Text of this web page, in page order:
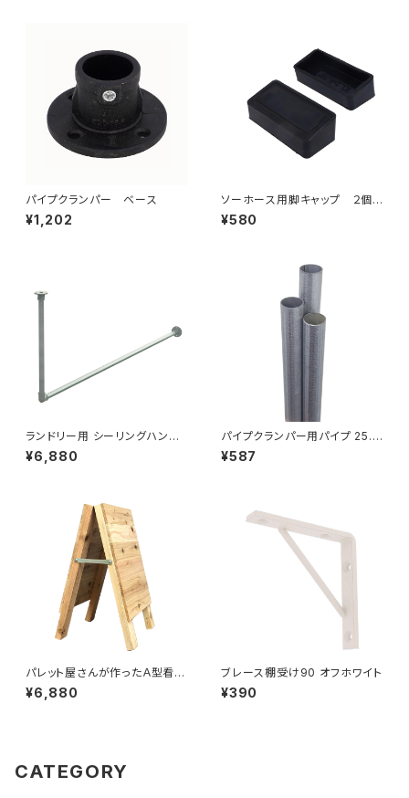
パイプクランパー ベース
¥1,202
ソーホース用脚キャップ ２個セ
ット
¥580
ランドリー用 シーリングハンガ
ーパイプ Ｌ型1519 メッキ仕様
¥6,880
パイプクランパー用パイプ 25.4
ｘ1.2 1000mm（ID-641B）
¥587
パレット屋さんが作ったＡ型看板
キット_ユニクロめっき（IDS-00
9）
¥6,880
ブレース棚受け90 オフホワイト
¥390
CATEGORY